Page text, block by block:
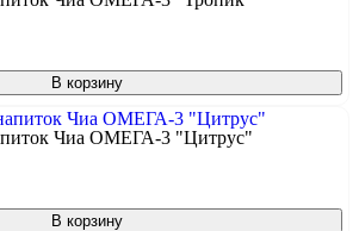
В корзину
Чиа ОМЕГА-3 "Цитрус"
В корзину